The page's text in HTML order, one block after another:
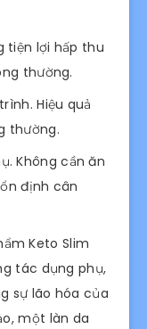
tiện lợi hấp thu
thường.
Hiệu quả
thường.
Không cần ăn
định cân
Keto Slim
tác dụng phụ,
sự lão hóa của
một làn da